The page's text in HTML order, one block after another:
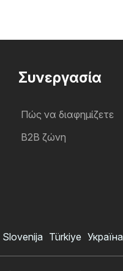
Συνεργασία
Πώς να διαφημίζετε
B2B ζώνη
Slovenija Türkiye Україна